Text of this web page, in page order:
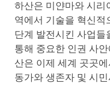
하산은 미얀마와 시리
역에서 기술을 혁신
단계 발전시킨 사업들
통해 중요한 인권 사
산은 이제 세계 곳곳
동가와 생존자 및 시